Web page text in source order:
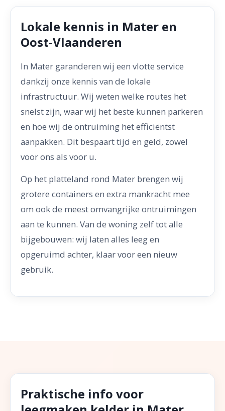
Lokale kennis in Mater en
Oost-Vlaanderen
In Mater garanderen wij een vlotte service
dankzij onze kennis van de lokale
infrastructuur. Wij weten welke routes het
snelst zijn, waar wij het beste kunnen parkeren
en hoe wij de ontruiming het efficiëntst
aanpakken. Dit bespaart tijd en geld, zowel
voor ons als voor u.
Op het platteland rond Mater brengen wij
grotere containers en extra mankracht mee
om ook de meest omvangrijke ontruimingen
aan te kunnen. Van de woning zelf tot alle
bijgebouwen: wij laten alles leeg en
opgeruimd achter, klaar voor een nieuw
gebruik.
Praktische info voor